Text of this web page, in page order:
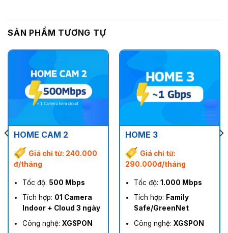
SẢN PHẨM TƯƠNG TỰ
HOME CAM 2
Giá chỉ từ: 240.000
đ/tháng
Tốc độ: 500 Mbps
Tích hợp: 01 Camera
Indoor + Cloud 3 ngày
Công nghệ:XGSPON
HOME 3
Giá chỉ từ:
290.000đ/tháng
Tốc độ:1.000 Mbps
Tích hợp: Family
Safe/GreenNet
Công nghệ:XGSPON